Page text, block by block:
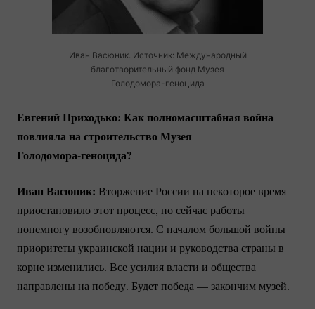
Иван Васюник. Источник: Международный
благотворительный фонд Музея
Голодомора-геноцида
Евгений Приходько: Как полномасштабная война
повлияла на строительство Музея
Голодомора-геноцида?
Иван Васюник: Вторжение России на некоторое время
приостановило этот процесс, но сейчас работы
понемногу возобновляются. С началом большой войны
приоритеты украинской нации и руководства страны в
корне изменились. Все усилия власти и общества
направлены на победу. Будет победа — закончим музей.